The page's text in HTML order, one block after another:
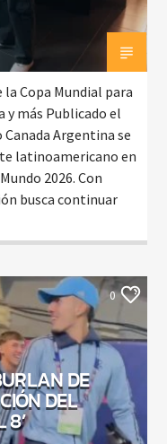
Copa Mundial para
y más Publicado el
Canada Argentina se
latinoamericano en
2026. Con
busca continuar
0
DE
DEL
8’